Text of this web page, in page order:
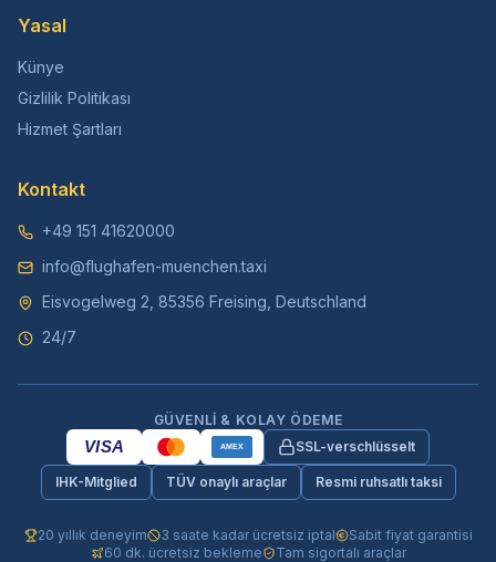
Yasal
Künye
Gizlilik Politikası
Hizmet Şartları
Kontakt
+49 151 41620000
info@flughafen-muenchen.taxi
Eisvogelweg 2, 85356 Freising, Deutschland
24/7
GÜVENLI & KOLAY ÖDEME
VISA AMEX SSL-verschlüsselt
IHK-Mitglied TÜV onaylı araçlar Resmi ruhsatlı taksi
20 yıllık deneyim 3 saate kadar ücretsiz iptal
Sabit fiyat garantisi
60 dk. ücretsiz bekleme
Tam sigortalı araçlar